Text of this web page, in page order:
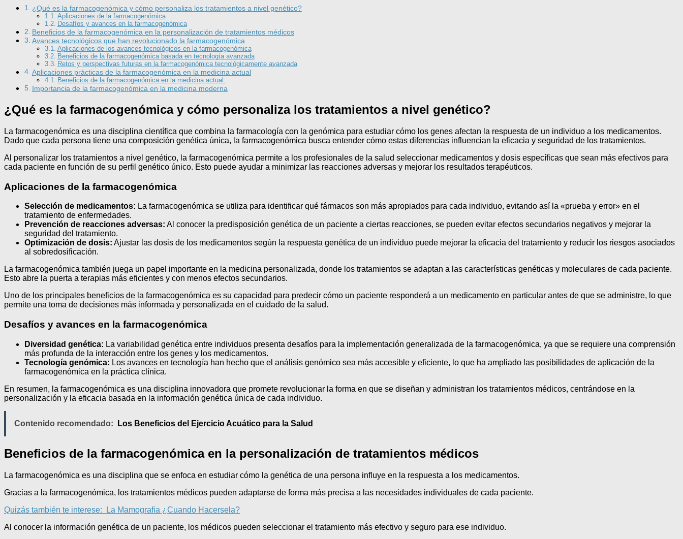
¿Qué es la farmacogenómica y cómo personaliza los tratamientos a nivel genético?
Aplicaciones de la farmacogenómica
Desafíos y avances en la farmacogenómica
Beneficios de la farmacogenómica en la personalización de tratamientos médicos
Avances tecnológicos que han revolucionado la farmacogenómica
Aplicaciones de los avances tecnológicos en la farmacogenómica
Beneficios de la farmacogenómica basada en tecnología avanzada
Retos y perspectivas futuras en la farmacogenómica tecnológicamente avanzada
Aplicaciones prácticas de la farmacogenómica en la medicina actual
Beneficios de la farmacogenómica en la medicina actual:
Importancia de la farmacogenómica en la medicina moderna
¿Qué es la farmacogenómica y cómo personaliza los tratamientos a nivel genético?
La farmacogenómica es una disciplina científica que combina la farmacología con la genómica para estudiar cómo los genes afectan la respuesta de un individuo a los medicamentos.
Dado que cada persona tiene una composición genética única, la farmacogenómica busca entender cómo estas diferencias influencian la eficacia y seguridad de los tratamientos.
Al personalizar los tratamientos a nivel genético, la farmacogenómica permite a los profesionales de la salud seleccionar medicamentos y dosis específicas que sean más efectivos para
cada paciente en función de su perfil genético único. Esto puede ayudar a minimizar las reacciones adversas y mejorar los resultados terapéuticos.
Aplicaciones de la farmacogenómica
Selección de medicamentos: La farmacogenómica se utiliza para identificar qué fármacos son más apropiados para cada individuo, evitando así la «prueba y error» en el
tratamiento de enfermedades.
Prevención de reacciones adversas: Al conocer la predisposición genética de un paciente a ciertas reacciones, se pueden evitar efectos secundarios negativos y mejorar la
seguridad del tratamiento.
Optimización de dosis: Ajustar las dosis de los medicamentos según la respuesta genética de un individuo puede mejorar la eficacia del tratamiento y reducir los riesgos asociados
al sobredosificación.
La farmacogenómica también juega un papel importante en la medicina personalizada, donde los tratamientos se adaptan a las características genéticas y moleculares de cada paciente.
Esto abre la puerta a terapias más eficientes y con menos efectos secundarios.
Uno de los principales beneficios de la farmacogenómica es su capacidad para predecir cómo un paciente responderá a un medicamento en particular antes de que se administre, lo que
permite una toma de decisiones más informada y personalizada en el cuidado de la salud.
Desafíos y avances en la farmacogenómica
Diversidad genética: La variabilidad genética entre individuos presenta desafíos para la implementación generalizada de la farmacogenómica, ya que se requiere una comprensión
más profunda de la interacción entre los genes y los medicamentos.
Tecnología genómica: Los avances en tecnología han hecho que el análisis genómico sea más accesible y eficiente, lo que ha ampliado las posibilidades de aplicación de la
farmacogenómica en la práctica clínica.
En resumen, la farmacogenómica es una disciplina innovadora que promete revolucionar la forma en que se diseñan y administran los tratamientos médicos, centrándose en la
personalización y la eficacia basada en la información genética única de cada individuo.
Contenido recomendado: Los Beneficios del Ejercicio Acuático para la Salud
Beneficios de la farmacogenómica en la personalización de tratamientos médicos
La farmacogenómica es una disciplina que se enfoca en estudiar cómo la genética de una persona influye en la respuesta a los medicamentos.
Gracias a la farmacogenómica, los tratamientos médicos pueden adaptarse de forma más precisa a las necesidades individuales de cada paciente.
Quizás también te interese:
La Mamografia ¿Cuando Hacersela?
Al conocer la información genética de un paciente, los médicos pueden seleccionar el tratamiento más efectivo y seguro para ese individuo.